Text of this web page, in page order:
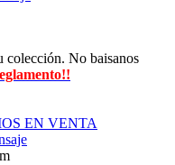
colección. No baisanos
EN VENTA